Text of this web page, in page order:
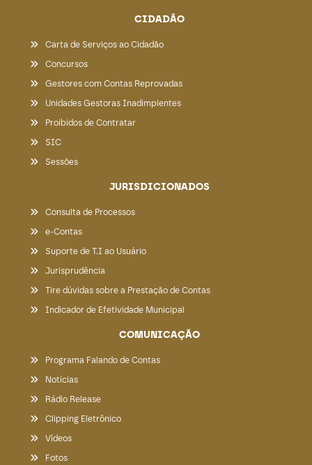
CIDADÃO
Carta de Serviços ao Cidadão
Concursos
Gestores com Contas Reprovadas
Unidades Gestoras Inadimplentes
Proibidos de Contratar
SIC
Sessões
JURISDICIONADOS
Consulta de Processos
e-Contas
Suporte de T.I ao Usuário
Jurisprudência
Tire dúvidas sobre a Prestação de Contas
Indicador de Efetividade Municipal
COMUNICAÇÃO
Programa Falando de Contas
Notícias
Rádio Release
Clipping Eletrônico
Vídeos
Fotos